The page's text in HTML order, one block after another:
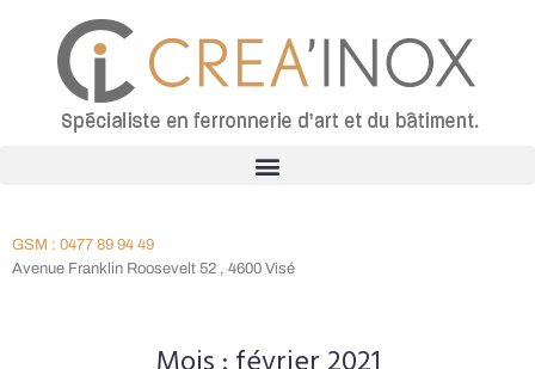
GSM : 0477 89 94 49
Avenue Franklin Roosevelt 52 , 4600 Visé